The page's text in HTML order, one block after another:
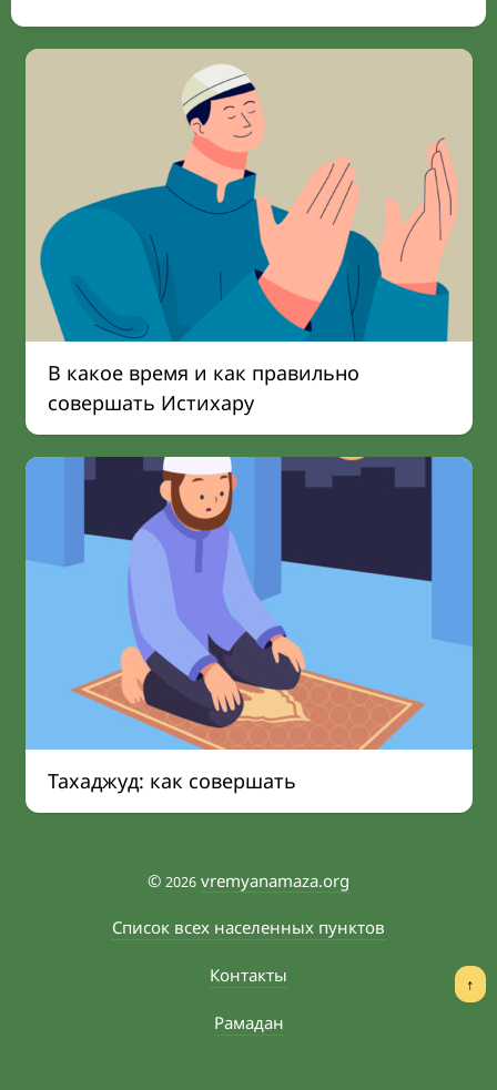
В какое время и как правильно
совершать Истихару
Тахаджуд: как совершать
© 2026 vremyanamaza.org
Список всех населенных пунктов
Контакты
Рамадан
↑